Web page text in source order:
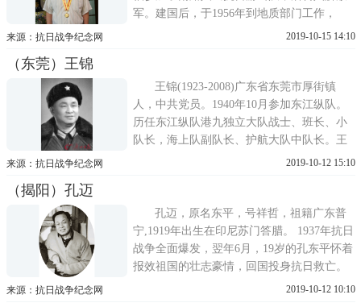
军。建国后，于1956年到地质部门工作，
1977年到南海地质调查指挥部任行政科副科
来源：抗日战争纪念网 2019-10-15 14:10
（东莞）王锦
王锦(1923-2008)广东省东莞市厚街镇
人，中共党员。1940年10月参加东江纵队。
历任东江纵队港九独立大队战士、班长、小
队长，海上队副队长、护航大队中队长。王
锦作战勇敢，战功卓著。1944年8月至1945年
敌65人、缴获轻机枪3挺、冲锋枪4支、步枪
36支，手枪4支、电台一部、
来源：抗日战争纪念网 2019-10-12 15:10
（揭阳）孔迈
孔迈，原名东平，号祥哲，祖籍广东普
宁,1919年出生在印尼苏门答腊。 1937年抗日
战争全面爆发，翌年6月，19岁的孔东平怀着
报效祖国的壮志豪情，回国投身抗日救亡。
途经香港时，为了表示自己献身祖国的决心
来源：抗日战争纪念网 2019-10-12 10:10